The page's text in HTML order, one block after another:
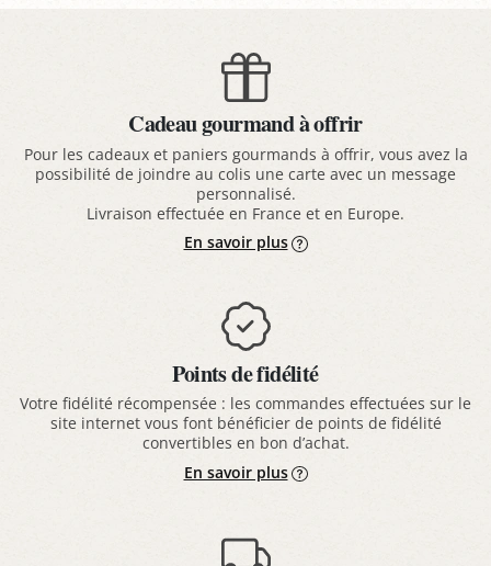
Cadeau gourmand à offrir
Pour les cadeaux et paniers gourmands à offrir, vous avez la
possibilité de joindre au colis une carte avec un message
personnalisé.
Livraison effectuée en France et en Europe.
En savoir plus
Points de fidélité
Votre fidélité récompensée : les commandes effectuées sur le
site internet vous font bénéficier de points de fidélité
convertibles en bon d’achat.
En savoir plus